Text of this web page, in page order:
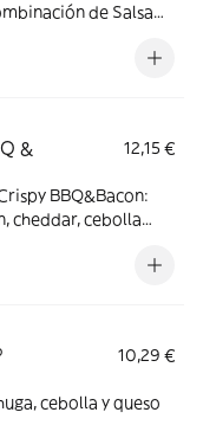
de Salsa
fresca y tiras de
&
12,15 €
cheddar, cebolla
de patata. ¡Sabor
10,29 €
cebolla y queso